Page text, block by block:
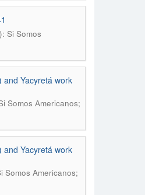
Si Somos
Yacyretá work
Somos Americanos;
Yacyretá work
Somos Americanos;